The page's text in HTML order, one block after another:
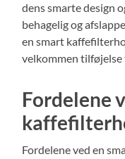
dens smarte design
behagelig og
en smart
velkommen
Fordelene
Fordelene ved en